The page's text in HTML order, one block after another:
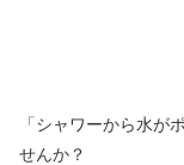
「シャワーから水が
せんか？